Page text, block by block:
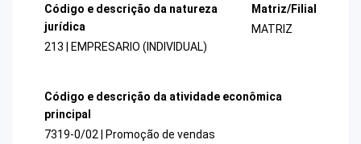
Código e descrição da natureza
jurídica
213 | EMPRESARIO (INDIVIDUAL)
Matriz/Filial
MATRIZ
Código e descrição da atividade econômica
principal
7319-0/02 | Promoção de vendas